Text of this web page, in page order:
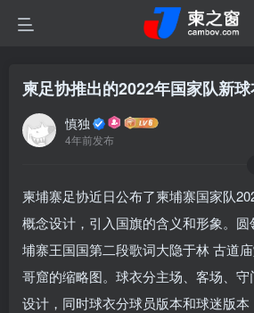
柬足协推出的2022年国家队新
慎独
4年前发布
柬埔寨足协近日公布了柬埔寨国家队
概念设计，引入国旗的含义和形象。
埔寨王国国第二段歌词大隐于林 古道
哥窟的缩略图。球衣分主场、客场、
设计，同时球衣分球员版本和球迷版本